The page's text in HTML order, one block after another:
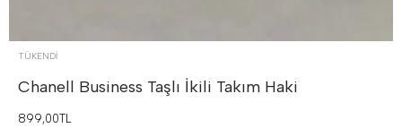
TÜKENDI
Chanell Business Taşlı İkili Takım Haki
899,00TL